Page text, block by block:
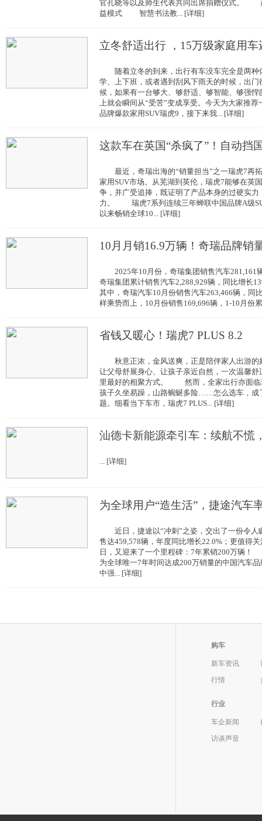
官孔晓等以及师生代表共同出席捐赠仪式。
益模式 智慧书法教... [详细]
立冬舒适出行 ，15万级家庭用车
随着立冬的到来，出行有车没车完全是两种
学、上下班，或者遇到刮风下雨天的时候，出
候，如果有一台够大、够舒适、够智能、够强悍
上就会瞬间从“受苦”变成享受。今天为大家推
品牌爆款家用SUV瑞虎9，接下来我... [详细]
这款车在英国“杀疯了”！自动挡
最近，奇瑞出海的“销量担当”之一瑞虎7再
家用SUV市场。从芜湖到英伦，瑞虎7能够在英
争，并广受追捧，既证明了产品本身的过硬实力
力。 瑞虎7系列连续三年蝉联中国品牌A级
以来畅销全球10... [详细]
10月月销16.9万辆！奇瑞品牌销
2025年10月份，奇瑞集团销售汽车281,161
奇瑞集团累计销售汽车2,288,929辆，同比增长
其中，奇瑞汽车10月份销售汽车263,466辆，
样乘势而上，10月份销售169,696辆，1-10月份
省钱又暖心！瑞虎7 PLUS 8.2
秋意正浓，金风送爽，正是陪伴家人出游的
让父母舒展身心、让孩子亲近自然，一次温馨
里最好的相聚方式。 然而，全家出行亦面临
孩子久坐易躁，山路蜿蜒多险……怎么选车，成
题。细看当下车市，瑞虎7 PLUS... [详细]
汕德卡新能源牵引车：续航不慌
... [详细]
为全球用户“造生活”，捷途汽车
近日，捷途以“冲刺”之姿，交出了一份令人
售达459,578辆，年度同比增长22.0%；更值得
日，又迎来了一个里程碑：7年累销200万辆
为全球唯一7年时间达成200万销量的中国汽车
中强... [详细]
购车
新车资讯
行情
行业
车企新闻
访谈声音